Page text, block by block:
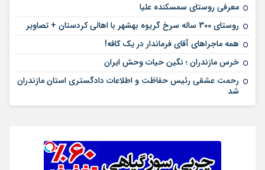
معرفی روستای سمسکنده علیا
روستای 300 ساله سرخ ‌گریوه بهشهر با اهالی کردستان + تصاویر
همه ماجراهای آقای فرماندار در یک کافه!
خرس مازندران ؛ نگین حیات وحش ایران
رحمت عشقی رئیس حفاظت و اطلاعات دادگستری استان مازندران
شد